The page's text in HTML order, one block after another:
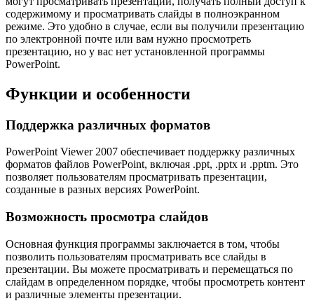
содержимому и просматривать слайды в полноэкранном
режиме. Это удобно в случае, если вы получили презентацию
по электронной почте или вам нужно просмотреть
презентацию, но у вас нет установленной программы
PowerPoint.
Функции и особенности
Поддержка различных форматов
PowerPoint Viewer 2007 обеспечивает поддержку различных
форматов файлов PowerPoint, включая .ppt, .pptx и .pptm. Это
позволяет пользователям просматривать презентации,
созданные в разных версиях PowerPoint.
Возможность просмотра слайдов
Основная функция программы заключается в том, чтобы
позволить пользователям просматривать все слайды в
презентации. Вы можете просматривать и перемещаться по
слайдам в определенном порядке, чтобы просмотреть контент
и различные элементы презентации.